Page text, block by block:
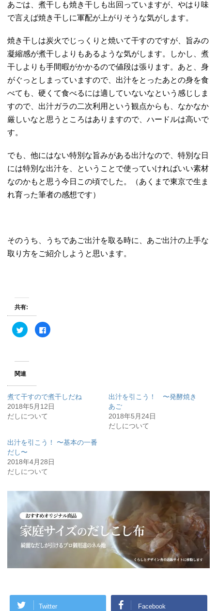
あごは、煮干しも焼き干しも出回っていますが、やはり味
で言えば焼き干しに軍配が上がりそうな気がします。
焼き干しは炭火でじっくりと焼いて干すのですが、旨みの
凝縮感が煮干しよりもあるような気がします。しかし、煮
干しよりも手間暇がかかるので値段は張ります。あと、身
がぐっとしまっていますので、出汁をとったあとの身を食
べても、硬くて食べるには適していないなという感じしま
すので、出汁ガラの二次利用という観点からも、なかなか
厳しいなと思うところはありますので、ハードルは高いで
す。
でも、他にはない特別な旨みがある出汁なので、特別な日
には特別な出汁を、ということで使っていければいい素材
なのかもと思う今日この頃でした。（あくまで東京で生ま
れ育った筆者の感想です）
そのうち、うちであご出汁を取る時に、あご出汁の上手な
取り方をご紹介しようと思います。
共有:
ク
リ
T
i
t
e
r
で
共
有
い
ウ
ィ
ド
ウ
で
ま
)
F
a
す
る
に
は
し
て
さ
い
ド
ウ
で
開
き
ま
す
関連
煮て干すので煮干しだね
2018年5月12日
だしについて
出汁を引こう！ 〜発酵焼き
あご
2018年5月24日
だしについて
出汁を引こう！ 〜基本の一番
だし〜
2018年4月28日
だしについて
Twitter Facebook